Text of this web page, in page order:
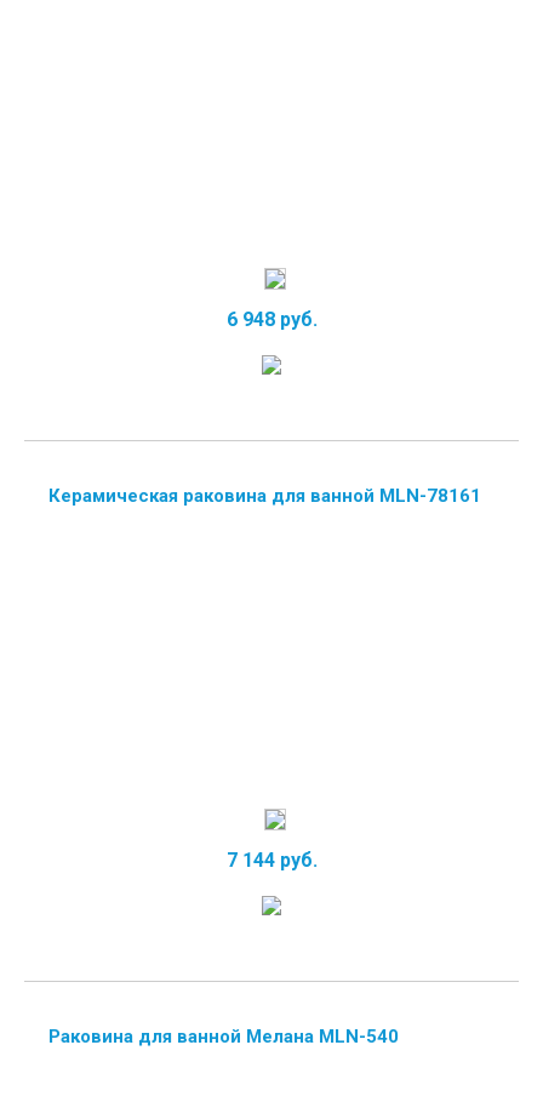
6 948 руб.
Керамическая раковина для ванной MLN-78161
7 144 руб.
Раковина для ванной Мелана MLN-540